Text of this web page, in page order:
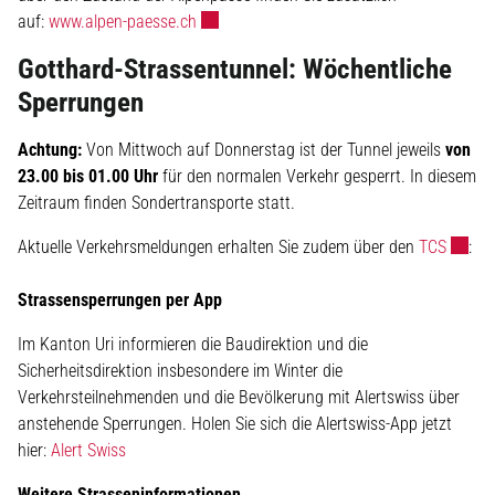
auf: www.alpen-paesse.ch
Gotthard-Strassentunnel: Wöchentliche
Sperrungen
Achtung: Von Mittwoch auf Donnerstag ist der Tunnel jeweils von
23.00 bis 01.00 Uhr für den normalen Verkehr gesperrt. In diesem
Zeitraum finden Sondertransporte statt.
Aktuelle Verkehrsmeldungen erhalten Sie zudem über den TCS :
Strassensperrungen per App
Im Kanton Uri informieren die Baudirektion und die
Sicherheitsdirektion insbesondere im Winter die
Verkehrsteilnehmenden und die Bevölkerung mit Alertswiss über
anstehende Sperrungen. Holen Sie sich die Alertswiss-App jetzt
hier: Alert Swiss